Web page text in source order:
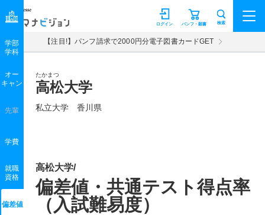
マナビジョン パンフ・願書
ログイン 検索
【注目!】パンフ請求で2000円分電子図書カードGET
たかまつ
高松大学
私立大学 香川県
学部
学科
オー
キャン
先輩
学費
就職
資格
偏差値
高松大学/
偏差値・共通テスト得点率
（入試難易度）